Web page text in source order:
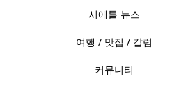
시애틀 뉴스
여행 / 맛집 / 칼럼
커뮤니티